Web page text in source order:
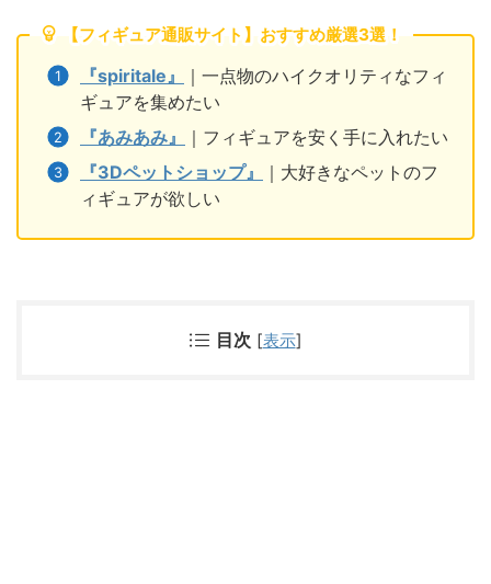
【フィギュア通販サイト】おすすめ厳選3選！
『spiritale』
｜一点物のハイクオリティなフィ
ギュアを集めたい
『あみあみ』
｜フィギュアを安く手に入れたい
『3Dペットショップ』
｜大好きなペットのフ
ィギュアが欲しい
目次 [表示]